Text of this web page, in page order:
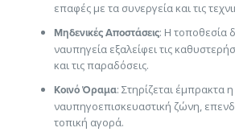
επαφές με τα συνεργεία και τις
Μηδενικές Αποστάσεις: Η τοποθεσία
ναυπηγεία εξαλείφει τις
και τις παραδόσεις.
Κοινό Όραμα: Στηρίζεται έμπρακτα
ναυπηγοεπισκευαστική ζώνη,
τοπική αγορά.